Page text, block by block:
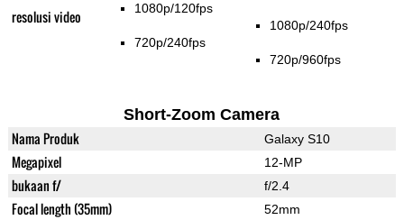
resolusi video 1080p/120fps
720p/240fps
1080p/240fps
720p/960fps
Short-Zoom Camera
Nama Produk Galaxy S10
Megapixel 12-MP
bukaan f/ f/2.4
Focal length (35mm) 52mm